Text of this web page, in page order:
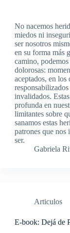
No nacemos
miedos ni
ser nosotros
en su forma más
camino,
dolorosas:
aceptados, en los
invalidados.
profunda en
limitantes sobre
sanamos estas
patrones que nos
ser.
Gabriela
Articulos
E-book: Dejá de